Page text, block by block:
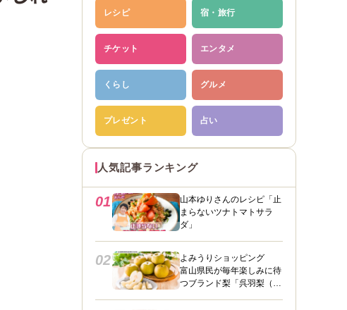
レシピ 宿・旅行
チケット エンタメ
くらし グルメ
プレゼント 占い
人気記事ランキング
01
山本ゆりさんのレシピ「止
まらないツナトマトサラ
ダ」
02
よみうりショッピング
富山県民が毎年楽しみに待
つブランド梨「呉羽梨（幸